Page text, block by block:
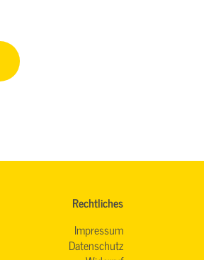
Rechtliches
Impressum
Datenschutz